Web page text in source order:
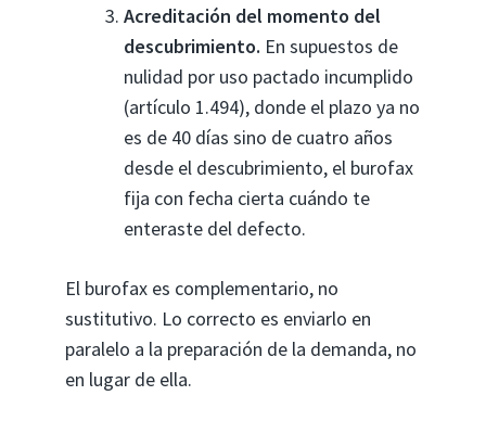
Acreditación del momento del
descubrimiento. En supuestos de
nulidad por uso pactado incumplido
(artículo 1.494), donde el plazo ya no
es de 40 días sino de cuatro años
desde el descubrimiento, el burofax
fija con fecha cierta cuándo te
enteraste del defecto.
El burofax es complementario, no
sustitutivo. Lo correcto es enviarlo en
paralelo a la preparación de la demanda, no
en lugar de ella.